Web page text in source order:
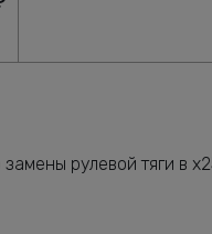
рулевой тяги в